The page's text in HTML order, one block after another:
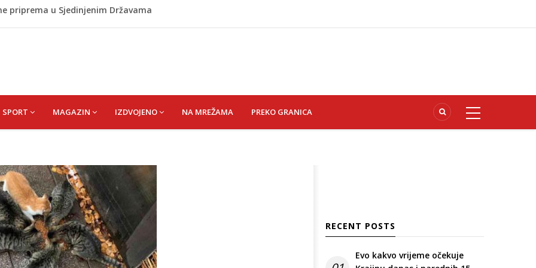
danas i narednih 15 dana
će dosezati i 41 stepen
policija na mjestu događaja
SPORT MAGAZIN IZDVOJENO NA MREŽAMA PREKO GRANICA
RECENT POSTS
Evo kakvo vrijeme očekuje